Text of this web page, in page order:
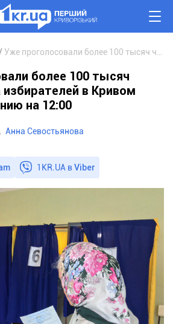
более 100 тысяч
избирателей в Кривом
на 12:00
Анна Севостьянова
1KR.UA вViber